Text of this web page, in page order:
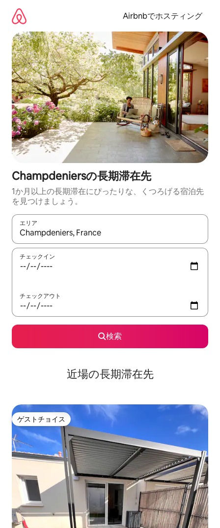
Airbnbでホスティング
Champdeniersの長期滞在先
1か月以上の長期滞在にぴったりな、くつろげる宿泊先
を見つけましょう。
エリア
検索結果が表示されたら、上下の矢印キーを使って移動するか
チェックイン
チェックアウト
検索
近場の長期滞在先
ゲストチョイス
ゲストチョイス